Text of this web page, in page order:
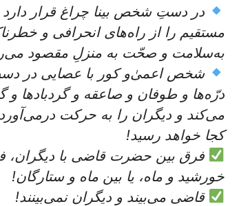
در دستِ شخص بینا چراغ قرار دارد
مستقیم را از راه‌های انحرافی و
به‌سلامت و صحّت به منزلِ مقصود
شخص اعمیٰ‌و کور با عصایی در
درّه‌ها و طوفان و صاعقه و گردبادها
می‌کند و دیگران را به حرکت
کجا خواهد رسید!
فرق بین حضرت قاضی با دیگران،
خورشید و ماه، یا بین ماه و ستارگان!
قاضی می‌بیند و دیگران نمی‌بینند!